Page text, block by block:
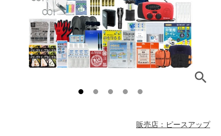
販売店：ピースアップ